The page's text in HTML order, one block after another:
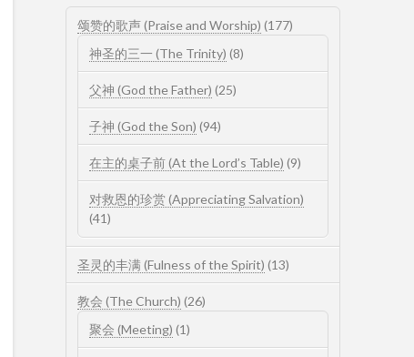
颂赞的歌声 (Praise and Worship) (177)
神圣的三一 (The Trinity) (8)
父神 (God the Father) (25)
子神 (God the Son) (94)
在主的桌子前 (At the Lord’s Table) (9)
对救恩的珍赏 (Appreciating Salvation)
(41)
圣灵的丰满 (Fulness of the Spirit) (13)
教会 (The Church) (26)
聚会 (Meeting) (1)